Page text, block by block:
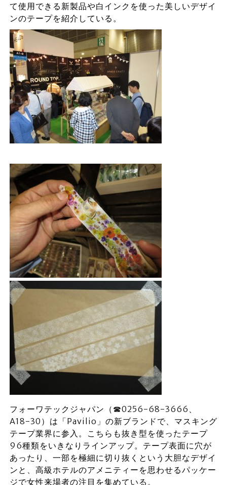
て使用できる新製品や白インクを使った美しいデザイ
ンのテープを紹介している。
フォーワテックジャパン（☎0256-68-3666、
A18-30）は「Pavilio」の新ブランドで、マスキング
テープ業界に参入。こちらも抜き型を使ったテープ
96種類をいきなりラインアップ。テープ表面に穴が
あったり、一部を極細に切り抜くという大胆なデザイ
ンと、高級ホテルのアメニティーを思わせるパッケー
ジで女性来場者の注目を集めている。